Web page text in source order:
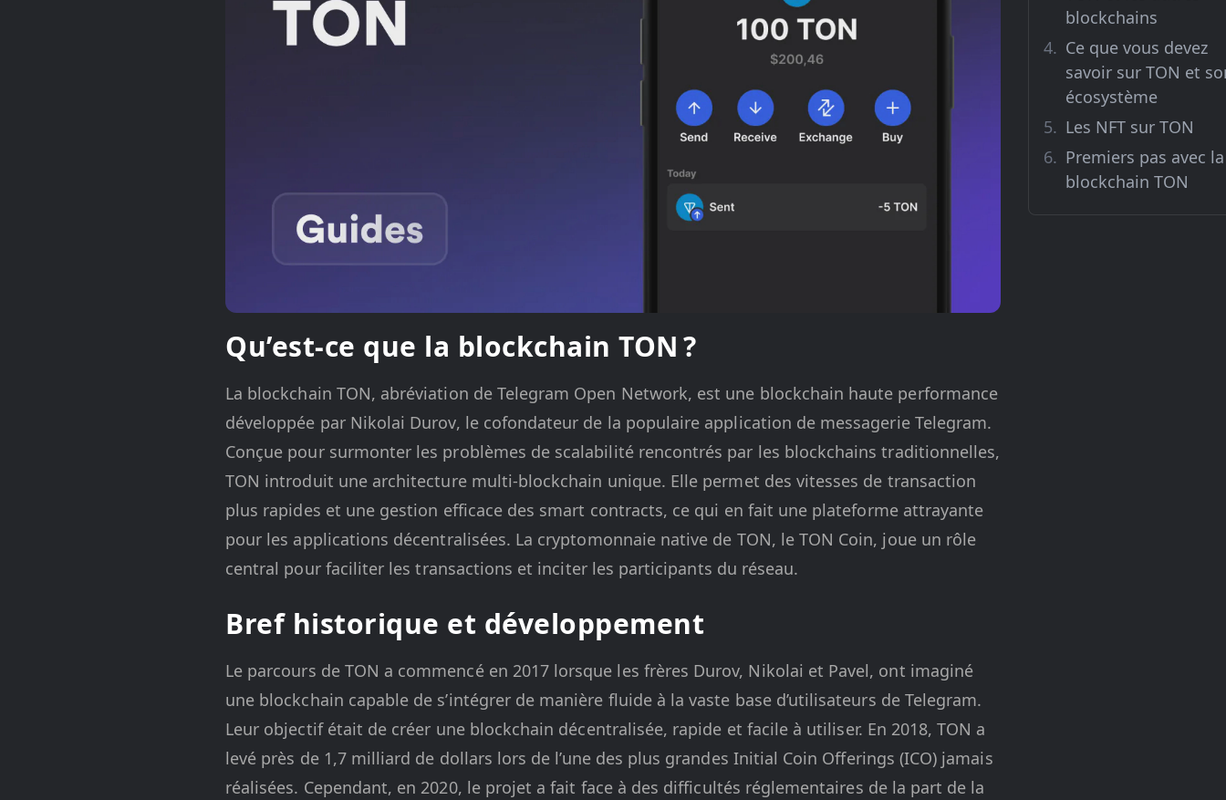
blockchains
Ce que vous devez
savoir sur TON et
écosystème
Les NFT sur TON
Premiers pas avec la
blockchain TON
Qu’est-ce que la blockchain TON ?
La blockchain TON, abréviation de Telegram Open Network, est une blockchain haute performance
développée par Nikolai Durov, le cofondateur de la populaire application de messagerie Telegram.
Conçue pour surmonter les problèmes de scalabilité rencontrés par les blockchains traditionnelles,
TON introduit une architecture multi-blockchain unique. Elle permet des vitesses de transaction
plus rapides et une gestion efficace des smart contracts, ce qui en fait une plateforme attrayante
pour les applications décentralisées. La cryptomonnaie native de TON, le TON Coin, joue un rôle
central pour faciliter les transactions et inciter les participants du réseau.
Bref historique et développement
Le parcours de TON a commencé en 2017 lorsque les frères Durov, Nikolai et Pavel, ont imaginé
une blockchain capable de s’intégrer de manière fluide à la vaste base d’utilisateurs de Telegram.
Leur objectif était de créer une blockchain décentralisée, rapide et facile à utiliser. En 2018, TON a
levé près de 1,7 milliard de dollars lors de l’une des plus grandes Initial Coin Offerings (ICO) jamais
réalisées. Cependant, en 2020, le projet a fait face à des difficultés réglementaires de la part de la